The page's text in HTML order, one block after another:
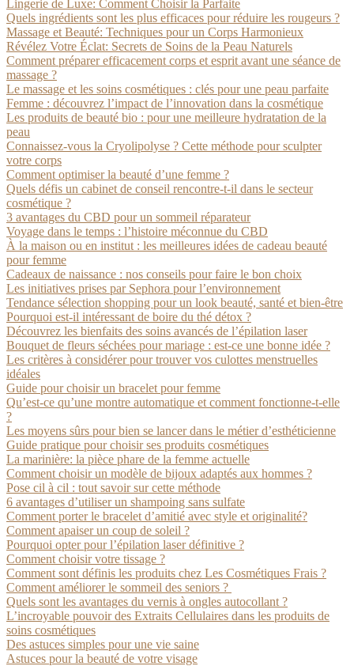
Lingerie de Luxe: Comment Choisir la Parfaite
Quels ingrédients sont les plus efficaces pour réduire les rougeurs ?
Massage et Beauté: Techniques pour un Corps Harmonieux
Révélez Votre Éclat: Secrets de Soins de la Peau Naturels
Comment préparer efficacement corps et esprit avant une séance de
massage ?
Le massage et les soins cosmétiques : clés pour une peau parfaite
Femme : découvrez l’impact de l’innovation dans la cosmétique
Les produits de beauté bio : pour une meilleure hydratation de la
peau
Connaissez-vous la Cryolipolyse ? Cette méthode pour sculpter
votre corps
Comment optimiser la beauté d’une femme ?
Quels défis un cabinet de conseil rencontre-t-il dans le secteur
cosmétique ?
3 avantages du CBD pour un sommeil réparateur
Voyage dans le temps : l’histoire méconnue du CBD
À la maison ou en institut : les meilleures idées de cadeau beauté
pour femme
Cadeaux de naissance : nos conseils pour faire le bon choix
Les initiatives prises par Sephora pour l’environnement
Tendance sélection shopping pour un look beauté, santé et bien-être
Pourquoi est-il intéressant de boire du thé détox ?
Découvrez les bienfaits des soins avancés de l’épilation laser
Bouquet de fleurs séchées pour mariage : est-ce une bonne idée ?
Les critères à considérer pour trouver vos culottes menstruelles
idéales
Guide pour choisir un bracelet pour femme
Qu’est-ce qu’une montre automatique et comment fonctionne-t-elle
?
Les moyens sûrs pour bien se lancer dans le métier d’esthéticienne
Guide pratique pour choisir ses produits cosmétiques
La marinière: la pièce phare de la femme actuelle
Comment choisir un modèle de bijoux adaptés aux hommes ?
Pose cil à cil : tout savoir sur cette méthode
6 avantages d’utiliser un shampoing sans sulfate
Comment porter le bracelet d’amitié avec style et originalité?
Comment apaiser un coup de soleil ?
Pourquoi opter pour l’épilation laser définitive ?
Comment choisir votre tissage ?
Comment sont définis les produits chez Les Cosmétiques Frais ?
Comment améliorer le sommeil des seniors ?
Quels sont les avantages du vernis à ongles autocollant ?
L’incroyable pouvoir des Extraits Cellulaires dans les produits de
soins cosmétiques
Des astuces simples pour une vie saine
Astuces pour la beauté de votre visage